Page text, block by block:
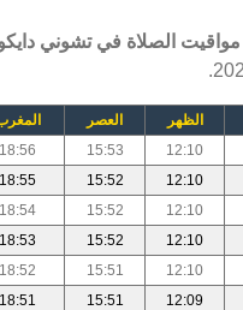
مواقيت الصلاة في تشوني
الظهر العصر
12:10
15:53
18:56
12:10
15:52
18:55
12:10
15:52
18:54
12:10
15:52
18:53
12:10
15:51
18:52
12:09
15:51
18:51